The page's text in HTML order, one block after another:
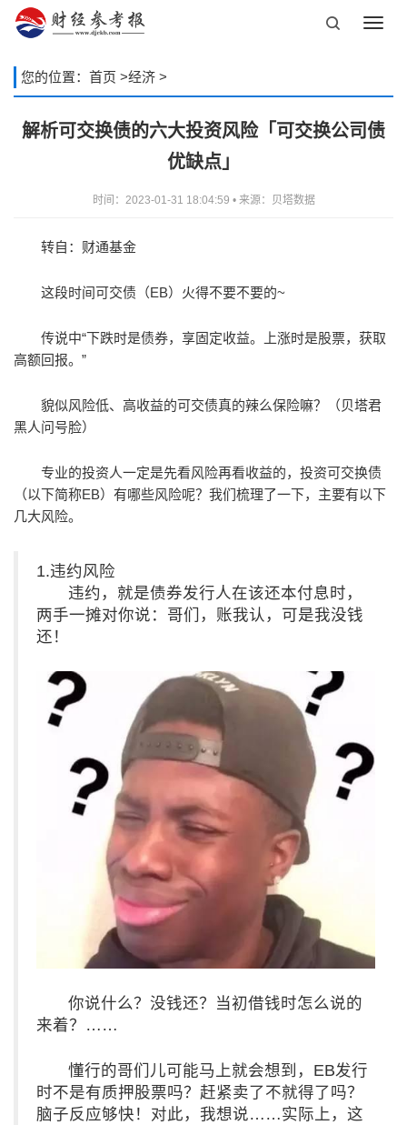
您的位置： 首页 >经济 >
解析可交换债的六大投资风险「可交换公司债
优缺点」
时间：2023-01-31 18:04:59 • 来源：贝塔数据
转自：财通基金
这段时间可交债（EB）火得不要不要的~
传说中“下跌时是债券，享固定收益。上涨时是股票，获取
高额回报。”
貌似风险低、高收益的可交债真的辣么保险嘛？（贝塔君
黑人问号脸）
专业的投资人一定是先看风险再看收益的，投资可交换债
（以下简称EB）有哪些风险呢？我们梳理了一下，主要有以下
几大风险。
1.违约风险
违约，就是债券发行人在该还本付息时，
两手一摊对你说：哥们，账我认，可是我没钱
还！
你说什么？没钱还？当初借钱时怎么说的
来着？……
懂行的哥们儿可能马上就会想到，EB发行
时不是有质押股票吗？赶紧卖了不就得了吗？
脑子反应够快！对此，我想说……实际上，这